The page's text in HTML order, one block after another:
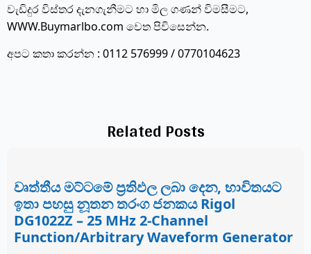
වැඩිදුර විස්තර දැනගැනීමට හා මිල ගණන් විමසීමට,
WWW.Buymarlbo.com වෙත පිවිසෙන්න.
අපට කතා කරන්න : 0112 576999 / 0770104623
Related Posts
වෘත්තීය මට්ටමේ ප්‍රතිඵල ලබා දෙන, භාවිතයට
ඉතා පහසු නූතන තරංග ජනකය Rigol
DG1022Z – 25 MHz 2-Channel
Function/Arbitrary Waveform Generator